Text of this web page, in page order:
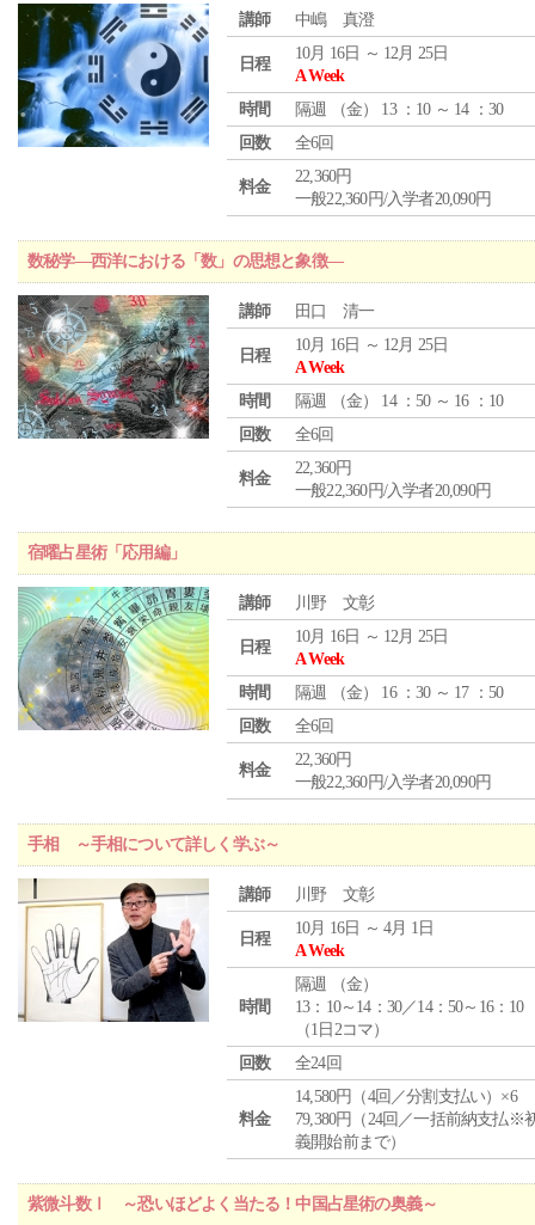
講師 中嶋 真澄
日程
10月 16日 ～ 12月 25日
A Week
時間
隔週 （金） 13 ：10 ～ 14 ：30
回数
全6回
料金
22,360円
一般22,360円/入学者20,090円
数秘学―西洋における「数」の思想と象徴―
講師 田口 清一
日程
10月 16日 ～ 12月 25日
A Week
時間
隔週 （金） 14 ：50 ～ 16 ：10
回数
全6回
料金
22,360円
一般22,360円/入学者20,090円
宿曜占星術「応用編」
講師 川野 文彰
日程
10月 16日 ～ 12月 25日
A Week
時間
隔週 （金） 16 ：30 ～ 17 ：50
回数
全6回
料金
22,360円
一般22,360円/入学者20,090円
手相 ～手相について詳しく学ぶ～
講師 川野 文彰
日程
10月 16日 ～ 4月 1日
A Week
時間
隔週 （金）
13：10～14：30／14：50～16：10
（1日2コマ）
回数
全24回
料金
14,580円（4回／分割支払い）×6
79,380円（24回／一括前納支払※
義開始前まで）
紫微斗数Ⅰ ～恐いほどよく当たる！中国占星術の奥義～